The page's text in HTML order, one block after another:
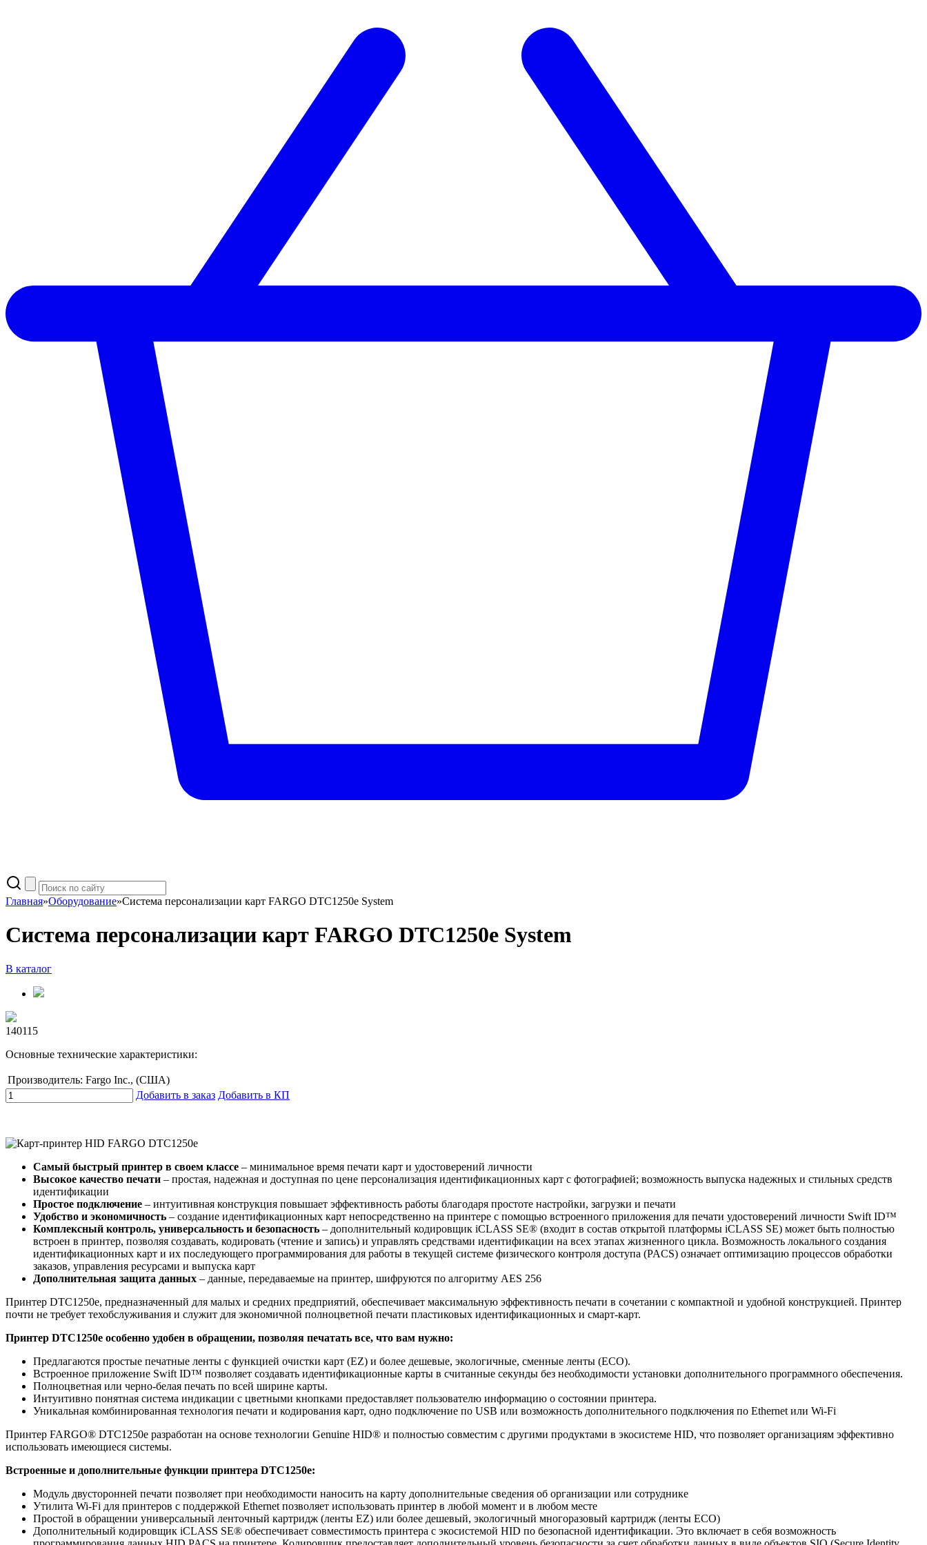
Главная»Оборудование»Система персонализации карт FARGO DTC1250e System
Система персонализации карт FARGO DTC1250e System
В каталог
140115
Основные технические характеристики:
Производитель: Fargo Inc., (США)
Добавить в заказ Добавить в КП
Самый быстрый принтер в своем классе – минимальное время печати карт и удостоверений личности
Высокое качество печати – простая, надежная и доступная по цене персонализация идентификационных карт с фотографией; возможность выпуска надежных и стильных средств
идентификации
Простое подключение – интуитивная конструкция повышает эффективность работы благодаря простоте настройки, загрузки и печати
Удобство и экономичность – создание идентификационных карт непосредственно на принтере с помощью встроенного приложения для печати удостоверений личности Swift ID™
Комплексный контроль, универсальность и безопасность – дополнительный кодировщик iCLASS SE® (входит в состав открытой платформы iCLASS SE) может быть полностью
встроен в принтер, позволяя создавать, кодировать (чтение и запись) и управлять средствами идентификации на всех этапах жизненного цикла. Возможность локального создания
идентификационных карт и их последующего программирования для работы в текущей системе физического контроля доступа (PACS) означает оптимизацию процессов обработки
заказов, управления ресурсами и выпуска карт
Дополнительная защита данных – данные, передаваемые на принтер, шифруются по алгоритму AES 256
Принтер DTC1250e, предназначенный для малых и средних предприятий, обеспечивает максимальную эффективность печати в сочетании с компактной и удобной конструкцией. Принтер
почти не требует техобслуживания и служит для экономичной полноцветной печати пластиковых идентификационных и смарт-карт.
Принтер DTC1250e особенно удобен в обращении, позволяя печатать все, что вам нужно:
Предлагаются простые печатные ленты с функцией очистки карт (EZ) и более дешевые, экологичные, сменные ленты (ЕСО).
Встроенное приложение Swift ID™ позволяет создавать идентификационные карты в считанные секунды без необходимости установки дополнительного программного обеспечения.
Полноцветная или черно-белая печать по всей ширине карты.
Интуитивно понятная система индикации с цветными кнопками предоставляет пользователю информацию о состоянии принтера.
Уникальная комбинированная технология печати и кодирования карт, одно подключение по USB или возможность дополнительного подключения по Ethernet или Wi-Fi
Принтер FARGO® DTC1250e разработан на основе технологии Genuine HID® и полностью совместим с другими продуктами в экосистеме HID, что позволяет организациям эффективно
использовать имеющиеся системы.
Встроенные и дополнительные функции принтера DTC1250e:
Модуль двусторонней печати позволяет при необходимости наносить на карту дополнительные сведения об организации или сотруднике
Утилита Wi-Fi для принтеров с поддержкой Ethernet позволяет использовать принтер в любой момент и в любом месте
Простой в обращении универсальный ленточный картридж (ленты EZ) или более дешевый, экологичный многоразовый картридж (ленты ЕСО)
Дополнительный кодировщик iCLASS SE® обеспечивает совместимость принтера с экосистемой HID по безопасной идентификации. Это включает в себя возможность